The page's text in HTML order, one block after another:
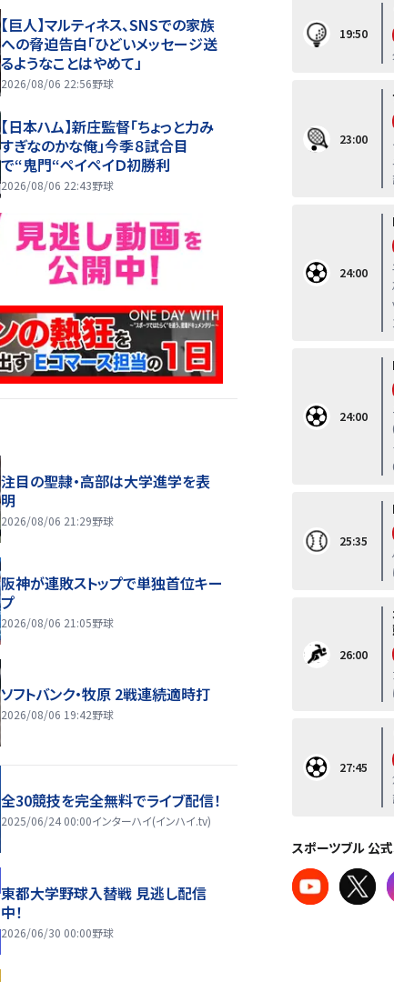
【巨人】マルティネス、SNSでの家族
への脅迫告白「ひどいメッセージ送
るようなことはやめて」
2026/08/06 22:56野球
【日本ハム】新庄監督「ちょっと力み
すぎなのかな俺」今季８試合目
で“鬼門“ペイペイＤ初勝利
2026/08/06 22:43野球
注目の聖隷・高部は大学進学を表
明
2026/08/06 21:29野球
阪神が連敗ストップで単独首位キー
プ
2026/08/06 21:05野球
ソフトバンク・牧原 2戦連続適時打
2026/08/06 19:42野球
全30競技を完全無料でライブ配信！
2025/06/24 00:00インターハイ(インハイ.tv)
東都大学野球入替戦 見逃し配信
中！
2026/06/30 00:00野球
19:50
23:00
24:00
24:00
25:35
26:00
27:45
スポーツブル 公